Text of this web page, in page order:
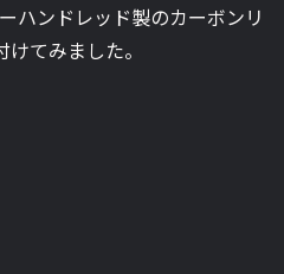
ハンドレッド製のカーボンリ
てみました。